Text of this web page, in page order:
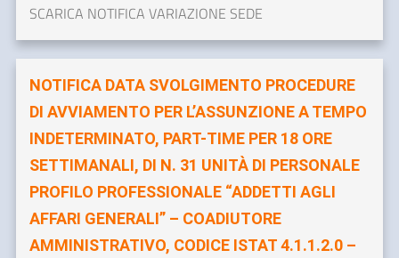
SCARICA NOTIFICA VARIAZIONE SEDE
NOTIFICA DATA SVOLGIMENTO PROCEDURE
DI AVVIAMENTO PER L’ASSUNZIONE A TEMPO
INDETERMINATO, PART-TIME PER 18 ORE
SETTIMANALI, DI N. 31 UNITÀ DI PERSONALE
PROFILO PROFESSIONALE “ADDETTI AGLI
AFFARI GENERALI” – COADIUTORE
AMMINISTRATIVO, CODICE ISTAT 4.1.1.2.0 –